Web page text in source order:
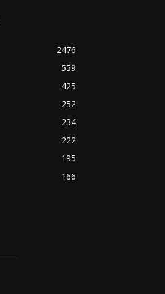
2476
559
425
252
234
222
195
166